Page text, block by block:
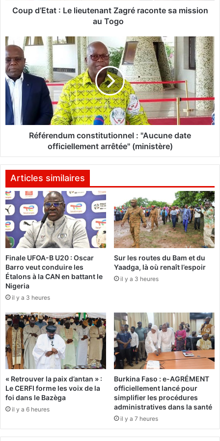
L
e
l
i
e
u
t
Z
r
é
r
a
c
o
n
t
e
s
a
i
s
s
i
o
n
a
u
T
o
Coup d’Etat : Le lieutenant Zagré raconte sa mission
au Togo
R
é
f
é
r
n
u
o
n
t
i
t
u
t
i
o
n
n
e
l
:
A
u
c
u
n
d
a
e
Référendum constitutionnel : "Aucune date
officiellement arrêtée" (ministère)
Articles similaires
Finale UFOA-B U20 : Oscar
Barro veut conduire les
Étalons à la CAN en battant le
Nigeria
il y a 3 heures
Sur les routes du Bam et du
Yaadga, là où renaît l’espoir
il y a 3 heures
« Retrouver la paix d’antan » :
Le CERFI forme les voix de la
foi dans le Bazèga
il y a 6 heures
Burkina Faso : e-AGRÉMENT
officiellement lancé pour
simplifier les procédures
administratives dans la santé
il y a 7 heures